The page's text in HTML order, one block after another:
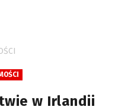
w Irlandii